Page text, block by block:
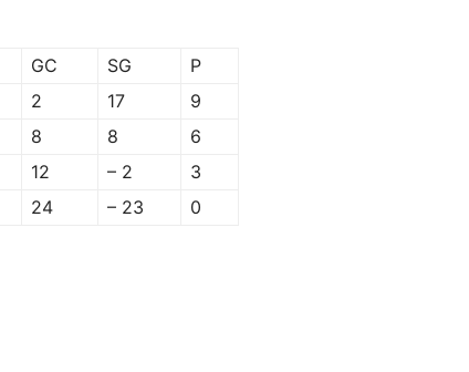
GC SG
P
2 17
9
8 8
6
12 – 2
3
24 – 23 0